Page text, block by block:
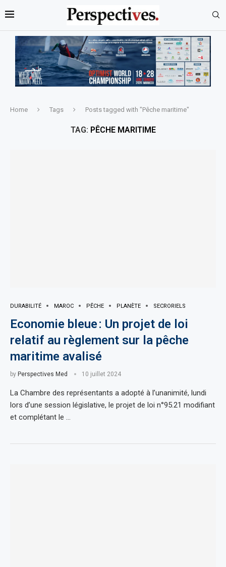
Home Tags Posts tagged with "Pêche maritime"
TAG: PÊCHE MARITIME
DURABILITÉ MAROC PÊCHE PLANÈTE SECRORIELS
Economie bleue : Un projet de loi
relatif au règlement sur la pêche
maritime avalisé
by Perspectives Med 10 juillet 2024
La Chambre des représentants a adopté à l’unanimité, lundi
lors d’une session législative, le projet de loi n°95.21 modifiant
et complétant le …